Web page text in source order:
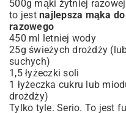
500g mąki żytniej
to jest najlepsza mąka
razowego
450 ml letniej wody
25g świeżych drożdży
suchych)
1,5 łyżeczki soli
1 łyżeczka cukru lub
drożdży)
Tylko tyle. Serio. To jest